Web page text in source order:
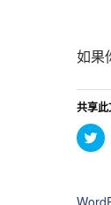
如果
共享此
点
击